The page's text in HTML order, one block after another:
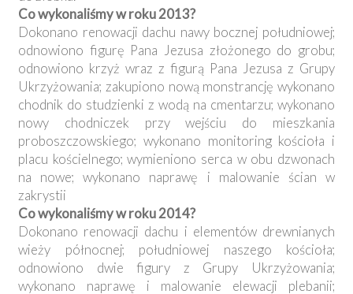
Co wykonaliśmy w roku 2013?
Dokonano renowacji dachu nawy bocznej południowej;
odnowiono figurę Pana Jezusa złożonego do grobu;
odnowiono krzyż wraz z figurą Pana Jezusa z Grupy
Ukrzyżowania; zakupiono nową monstrancję wykonano
chodnik do studzienki z wodą na cmentarzu; wykonano
nowy chodniczek przy wejściu do mieszkania
proboszczowskiego; wykonano monitoring kościoła i
placu kościelnego; wymieniono serca w obu dzwonach
na nowe; wykonano naprawę i malowanie ścian w
zakrystii
Co wykonaliśmy w roku 2014?
Dokonano renowacji dachu i elementów drewnianych
wieży północnej; południowej naszego kościoła;
odnowiono dwie figury z Grupy Ukrzyżowania;
wykonano naprawę i malowanie elewacji plebanii;